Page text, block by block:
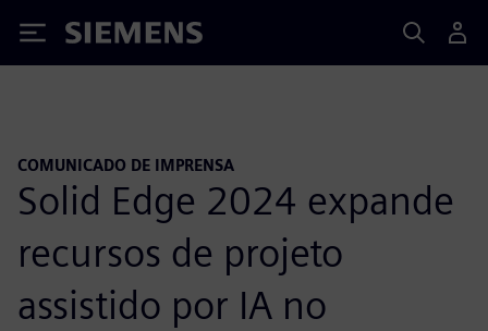
Siemens
COMUNICADO DE IMPRENSA
Solid Edge 2024 expande
recursos de projeto
assistido por IA no